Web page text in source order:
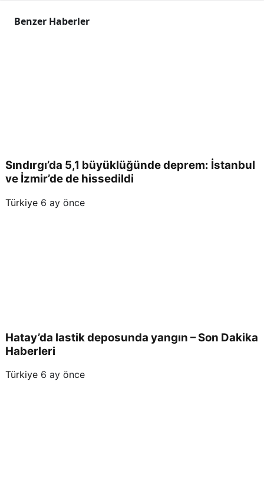
öldü
Benzer Haberler
Sındırgı’da 5,1 büyüklüğünde deprem: İstanbul
ve İzmir’de de hissedildi
Türkiye 6 ay önce
Hatay’da lastik deposunda yangın – Son Dakika
Haberleri
Türkiye 6 ay önce